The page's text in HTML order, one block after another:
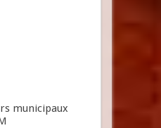
municipaux